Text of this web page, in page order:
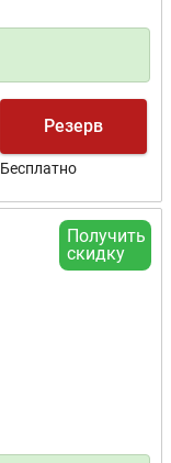
Резерв
Бесплатно
Получить
скидку